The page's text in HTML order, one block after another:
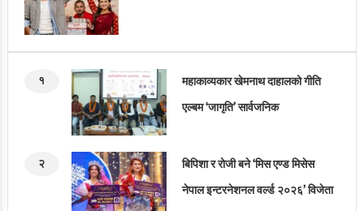
१
महाकाव्यकार खेमनाथ दाहालको गीति
एल्बम ‘जागृति’ सार्वजनिक
२
बिपिशा र रोजी बने ‘मिस एण्ड मिसेस
नेपाल इन्टरनेशनल वर्ल्ड २०२६’ विजेता